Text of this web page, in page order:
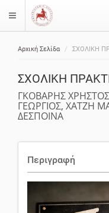
$langMenu
Αρχική Σελίδα ΣΧΟΛΙΚΗ
ΣΧΟΛΙΚΗ
ΓΚΟΒΑΡΗΣ
ΓΕΩΡΓΙΟΣ, ΧΑΤΖΗ
ΔΕΣΠΟΙΝΑ
Περιγραφή